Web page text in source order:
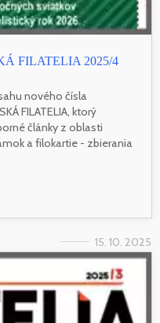
FILATELIA 2025/4
nového čísla
FILATELIA, ktorý
články z oblasti
a filokartie - zbierania
15. 10. 2025